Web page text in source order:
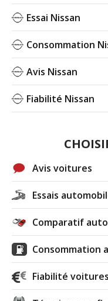
Essai Nissan
Consommation
Avis Nissan
Fiabilité Nissan
Avis voitures
Essais
Comparatif auto
Consommation
Fiabilité voitures